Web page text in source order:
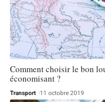
Comment choisir le bon
économisant ?
Transport 11 octobre 2019